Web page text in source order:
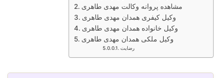
مشاهده پروانه وکالت مهدی طاهری
وکیل کیفری همدان مهدی طاهری
وکیل خانواده همدان مهدی طاهری
وکیل ملکی همدان مهدی طاهری
رضایت